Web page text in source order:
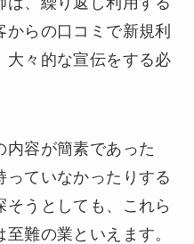
らの口コミで新規利
大々的な宣伝をする必
内容が簡素であった
っていなかったりする
うとしても、これら
難の業といえます。